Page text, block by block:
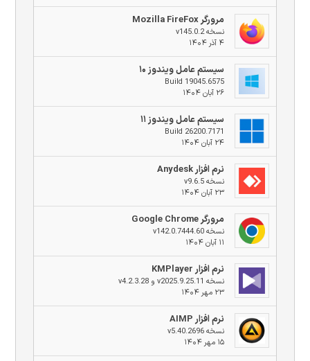
مرورگر Mozilla FireFox
نسخه v145.0.2
۴ آذر ۱۴۰۴
سیستم عامل ویندوز ۱۰
Build 19045.6575
۲۶ آبان ۱۴۰۴
سیستم عامل ویندوز ۱۱
Build 26200.7171
۲۴ آبان ۱۴۰۴
نرم افزار Anydesk
نسخه v9.6.5
۲۳ آبان ۱۴۰۴
مرورگر Google Chrome
نسخه v142.0.7444.60
۱۱ آبان ۱۴۰۴
نرم افزار KMPlayer
نسخه v2025.9.25.11 و v4.2.3.28
۲۳ مهر ۱۴۰۴
نرم افزار AIMP
نسخه v5.40.2696
۱۵ مهر ۱۴۰۴